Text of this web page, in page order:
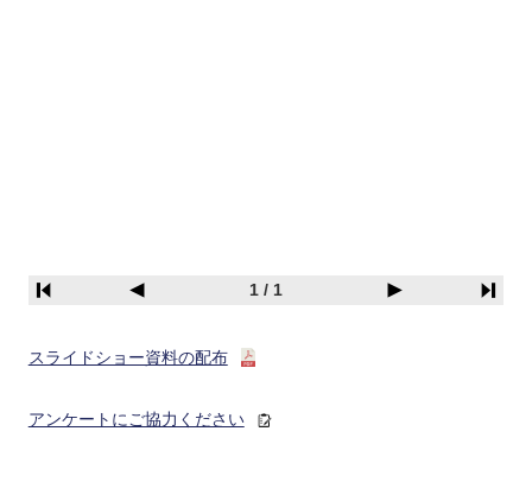
1 / 1
スライドショー資料の配布
アンケートにご協力ください